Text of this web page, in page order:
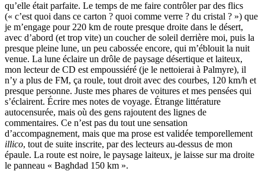
qu’elle était parfaite. Le temps de me faire contrôler par des flics
(« c’est quoi dans ce carton ? quoi comme verre ? du cristal ? ») que
je m’engage pour 220 km de route presque droite dans le désert,
avec d’abord (et trop vite) un coucher de soleil derrière moi, puis la
presque pleine lune, un peu cabossée encore, qui m’éblouit la nuit
venue. La lune éclaire un drôle de paysage désertique et laiteux,
mon lecteur de CD est empoussiéré (je le nettoierai à Palmyre), il
n’y a plus de FM, ça roule, tout droit avec des courbes, 120 km/h et
presque personne. Juste mes phares de voitures et mes pensées qui
s’éclairent. Écrire mes notes de voyage. Étrange littérature
autocensurée, mais où des gens rajoutent des lignes de
commentaires. Ce n’est pas du tout une sensation
d’accompagnement, mais que ma prose est validée temporellement
illico, tout de suite inscrite, par des lecteurs au-dessus de mon
épaule. La route est noire, le paysage laiteux, je laisse sur ma droite
le panneau « Baghdad 150 km ».